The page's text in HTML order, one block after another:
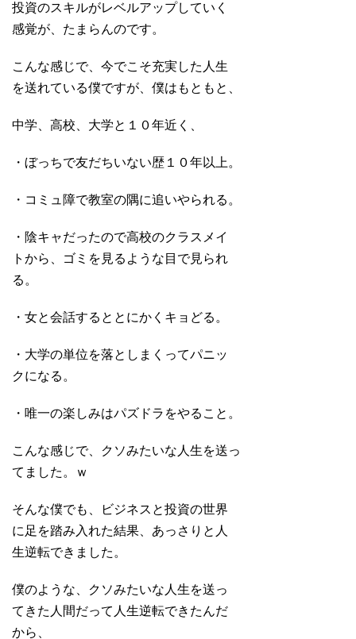
投資のスキルがレベルアップしていく
感覚が、たまらんのです。
こんな感じで、今でこそ充実した人生
を送れている僕ですが、僕はもともと、
中学、高校、大学と１０年近く、
・ぼっちで友だちいない歴１０年以上。
・コミュ障で教室の隅に追いやられる。
・陰キャだったので高校のクラスメイ
トから、ゴミを見るような目で見られ
る。
・女と会話するととにかくキョどる。
・大学の単位を落としまくってパニッ
クになる。
・唯一の楽しみはパズドラをやること。
こんな感じで、クソみたいな人生を送っ
てました。ｗ
そんな僕でも、ビジネスと投資の世界
に足を踏み入れた結果、あっさりと人
生逆転できました。
僕のような、クソみたいな人生を送っ
てきた人間だって人生逆転できたんだ
から、